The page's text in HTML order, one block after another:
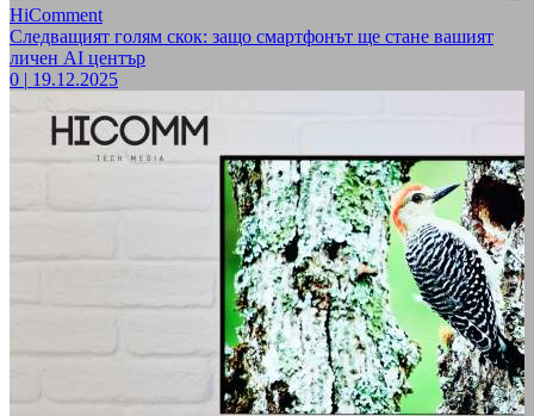
HiComment
Следващият голям скок: защо смартфонът ще стане вашият
личен AI център
0 | 19.12.2025